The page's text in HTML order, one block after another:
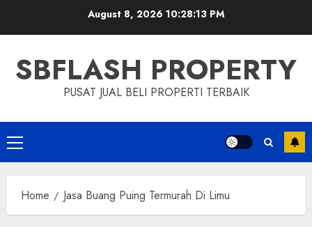
August 8, 2026 10:28:14 PM
SBFLASH PROPERTY
PUSAT JUAL BELI PROPERTI TERBAIK
Primary
Menu
Home Jasa Buang Puing Termurah Di Limu